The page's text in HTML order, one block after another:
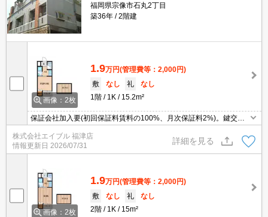
福岡県宗像市石丸2丁目
築36年
2階建
画像：2枚
1.9万円(管理費等：2,000円)
敷
なし 礼
なし
1階
1K 15.2m²
保証会社加入要(初回保証料賃料の100%、月次保証料2%)。鍵交換
株式会社エイブル 福津店
情報更新日 2026/07/31
詳細を見る
画像：2枚
1.9万円(管理費等：2,000円)
敷
なし 礼
なし
2階
1K 15m²